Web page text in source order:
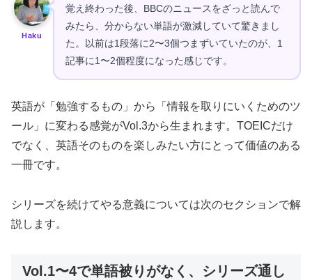
Haku
覚え終わった後、BBCのニュースをざっと読んで
みたら、分からない単語が激減していて驚きまし
た。以前は1段落に2〜3個つまずいていたのが、1
記事に1〜2個程度になった感じです。
英語が「勉強するもの」から「情報を取りにいくためのツ
ール」に変わる感覚がVol.3から生まれます。TOEICだけ
でなく、英語そのものを楽しみたい方にとって価値のある
一冊です。
シリーズを続けてやる意義については次のセクションで解
説します。
Vol.1〜4で単語被りがなく、シリーズ通し